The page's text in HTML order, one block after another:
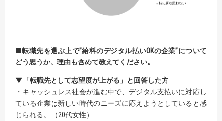
■転職先を選ぶ上で”給料のデジタル払いOKの企業”について
どう思うか、理由も含めて教えてください。
▼「転職先として志望度が上がる」と回答した方
・キャッシュレス社会が進む中で、デジタル支払いに対応し
ている企業は新しい時代のニーズに応えようとしていると感
じられる。 （20代女性）